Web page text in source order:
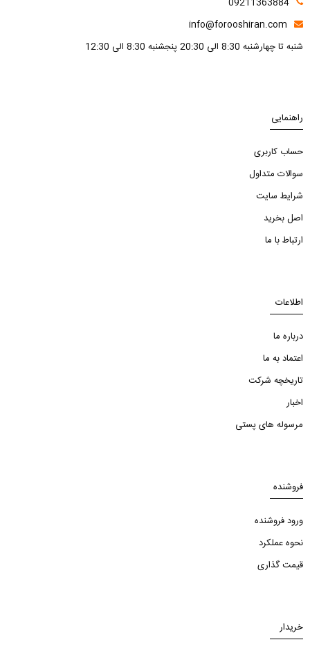
info@forooshiran.com
شنبه تا چهارشنبه 8:30 الی 20:30 پنجشنبه 8:30 الی 12:30
راهنمایی
حساب کاربری
سوالات متداول
شرایط سایت
اصل بخرید
ارتباط با ما
اطلاعات
درباره ما
اعتماد به ما
تاریخچه شرکت
اخبار
مرسوله های پستی
فروشنده
ورود فروشنده
نحوه عملکرد
قیمت گذاری
خریدار